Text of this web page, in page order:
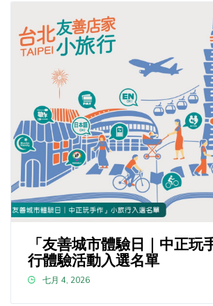
「友善城市體驗日｜中正玩
行體驗活動入選名單
七月 4, 2026